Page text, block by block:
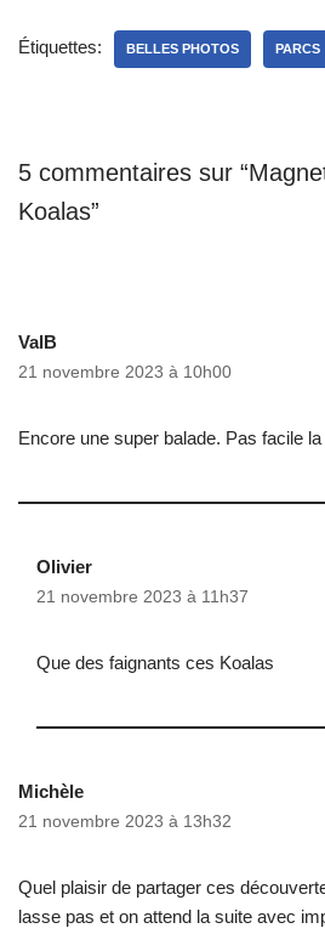
Étiquettes: BELLES PHOTOS PARCS
5 commentaires sur
Koalas”
ValB
21 novembre 2023 à 10h00
Encore une super balade. Pas facile
Olivier
21 novembre 2023 à 11h37
Que des faignants ces Koalas
Michèle
21 novembre 2023 à 13h32
Quel plaisir de partager ces
lasse pas et on attend la suite avec